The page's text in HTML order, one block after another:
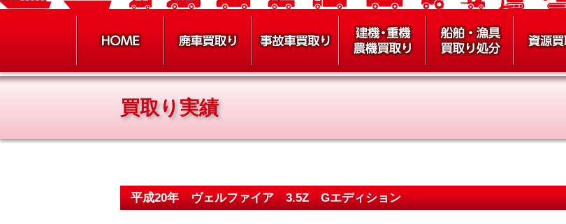
買取り実績
平成20年 ヴェルファイア 3.5Z Gエディション